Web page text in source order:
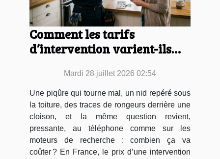
Comment les tarifs
d’intervention varient-ils
rencontré ?Mardi 28 juillet 2026 02:54
Une piqûre qui tourne mal, un nid repéré sous
la toiture, des traces de rongeurs derrière une
cloison, et la même question revient,
pressante, au téléphone comme sur les
moteurs de recherche : combien ça va
coûter ? En France, le prix d’une intervention